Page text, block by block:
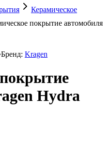
Керамическое
покрытие автомобиля
Бренд: Kragen
Hydra